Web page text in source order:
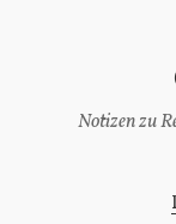
springen]Notizen zu